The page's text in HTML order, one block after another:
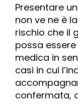
Presentare
non ve ne è
rischio che il
possa
medica in
casi in cui
confermata,